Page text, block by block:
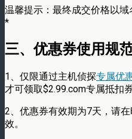
温馨提示：最终成交价格以
*
三、优惠券使用规
1、仅限通过主机侦探专属优
才可领取$2.99.com专属抵扣券
2、优惠券有效期为7天，请
效。